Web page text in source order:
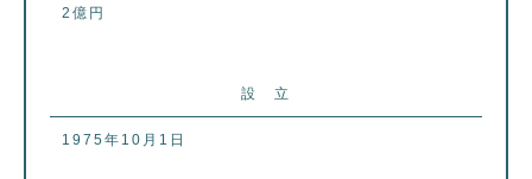
2億円
設 立
1975年10月1日